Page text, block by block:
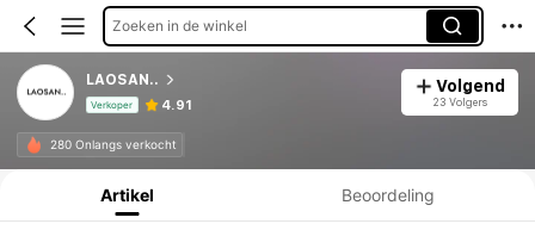
Zoeken in de winkel
LAOSAN..
Verkoper 4.91
Volgend
23 Volgers
280 Onlangs verkocht
Productinformatie: Prijsopenbaring, Verkoop- en Voorraadgegevens.
Artikel Beoordeling